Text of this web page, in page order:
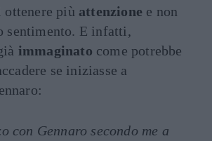
ottenere più attenzione e non
sentimento. E infatti,
immaginato come potrebbe
se iniziasse a
con Gennaro secondo me a